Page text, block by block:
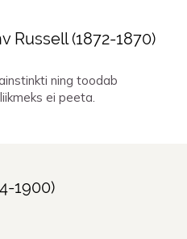
Russell (1872-1870)
ning toodab
ei peeta.
-1900)